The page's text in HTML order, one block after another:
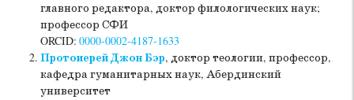
главного редактора, доктор филологических наук;
профессор СФИ
ORCID: 0000-0002-4187-1633
Протоиерей Джон Бэр, доктор теологии, профессор,
кафедра гуманитарных наук, Абердинский
университет